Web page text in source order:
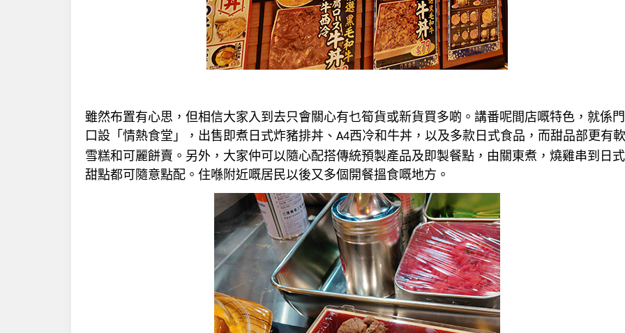
雖然布置有心思，但相信大家入到去只會關心有乜筍貨或新貨買多啲。講番呢間店嘅特色，就係門
口設「情熱食堂」，出售即煮日式炸豬排丼、 A4西冷和牛丼，以及多款日式食品，而甜品部更有軟
雪糕和可麗餅賣。另外，大家仲可以隨心配搭傳統預製產品及即製餐點，由關東煮，燒雞串到日式
甜點都可隨意點配。住喺附近嘅居民以後又多個開餐搵食嘅地方。